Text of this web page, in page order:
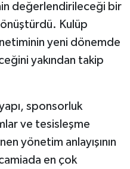
değerlendirileceği bir
Kulüp
yeni dönemde
yakından takip
sponsorluk
ve tesisleşme
yönetim anlayışının
en çok